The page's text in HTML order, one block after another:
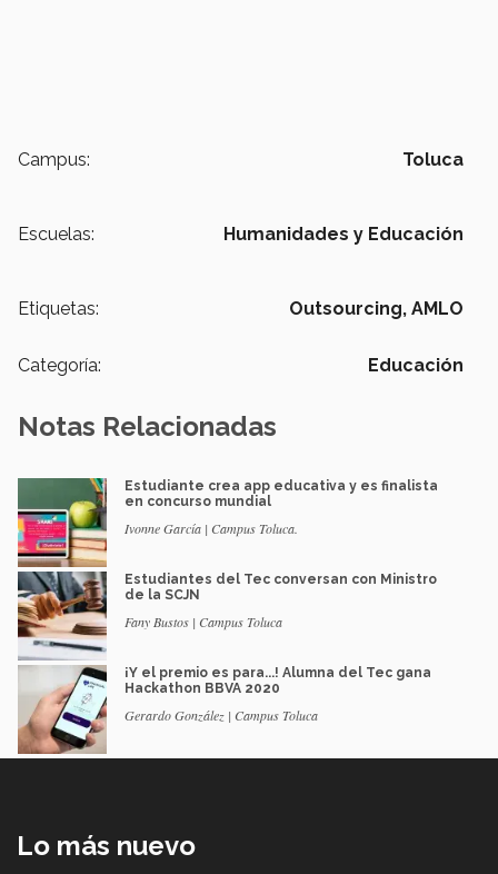
Campus: Toluca
Escuelas: Humanidades y Educación
Etiquetas: Outsourcing, AMLO
Categoría: Educación
Notas Relacionadas
Estudiante crea app educativa y es finalista
en concurso mundial
Ivonne García | Campus Toluca.
Estudiantes del Tec conversan con Ministro
de la SCJN
Fany Bustos | Campus Toluca
¡Y el premio es para...! Alumna del Tec gana
Hackathon BBVA 2020
Gerardo González | Campus Toluca
Lo más nuevo